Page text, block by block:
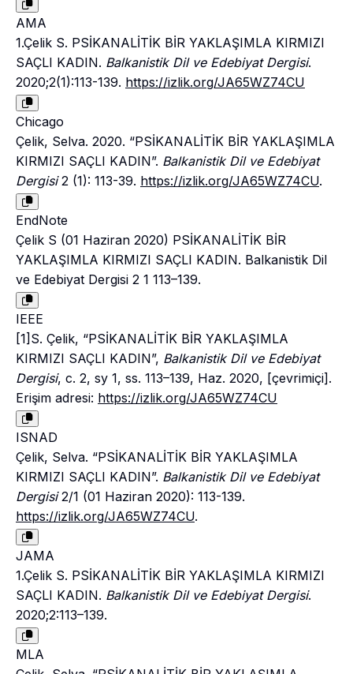
AMA
1.Çelik S. PSİKANALİTİK BİR YAKLAŞIMLA KIRMIZI
SAÇLI KADIN. Balkanistik Dil ve Edebiyat Dergisi.
2020;2(1):113-139. https://izlik.org/JA65WZ74CU
Chicago
Çelik, Selva. 2020. “PSİKANALİTİK BİR YAKLAŞIMLA
KIRMIZI SAÇLI KADIN”. Balkanistik Dil ve Edebiyat
Dergisi2 (1): 113-39. https://izlik.org/JA65WZ74CU.
EndNote
Çelik S (01 Haziran 2020) PSİKANALİTİK BİR
YAKLAŞIMLA KIRMIZI SAÇLI KADIN. Balkanistik Dil
ve Edebiyat Dergisi 2 1 113–139.
IEEE
[1]S. Çelik, “PSİKANALİTİK BİR YAKLAŞIMLA
KIRMIZI SAÇLI KADIN”, Balkanistik Dil ve Edebiyat
Dergisi, c. 2, sy 1, ss. 113–139, Haz. 2020, [çevrimiçi].
Erişim adresi: https://izlik.org/JA65WZ74CU
ISNAD
Çelik, Selva. “PSİKANALİTİK BİR YAKLAŞIMLA
KIRMIZI SAÇLI KADIN”. Balkanistik Dil ve Edebiyat
Dergisi2/1 (01 Haziran 2020): 113-139.
https://izlik.org/JA65WZ74CU.
JAMA
1.Çelik S. PSİKANALİTİK BİR YAKLAŞIMLA KIRMIZI
SAÇLI KADIN. Balkanistik Dil ve Edebiyat Dergisi.
2020;2:113–139.
MLA